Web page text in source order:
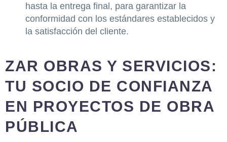
hasta la entrega final, para garantizar la
conformidad con los estándares establecidos y
la satisfacción del cliente.
ZAR OBRAS Y SERVICIOS:
TU SOCIO DE CONFIANZA
EN PROYECTOS DE OBRA
PÚBLICA